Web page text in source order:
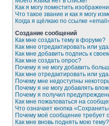
Как я могу поместить
Что такое звание и как я могу
Когда я щёлкаю по ссылке
Создание сообщений
Как мне создать тему в форуме?
Как мне отредактировать или
Как мне добавить подпись к
Как мне создать опрос?
Почему я не могу добавить
Как мне отредактировать или
Почему мне недоступны
Почему я не могу добавлять
Почему я получил
Как мне пожаловаться на
Что означает кнопка
Почему моё сообщение требует
Как мне вновь поднять мою тему?